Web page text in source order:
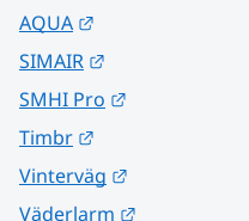
AQUA
SIMAIR
SMHI Pro
Timbr
Vinterväg
Väderlarm